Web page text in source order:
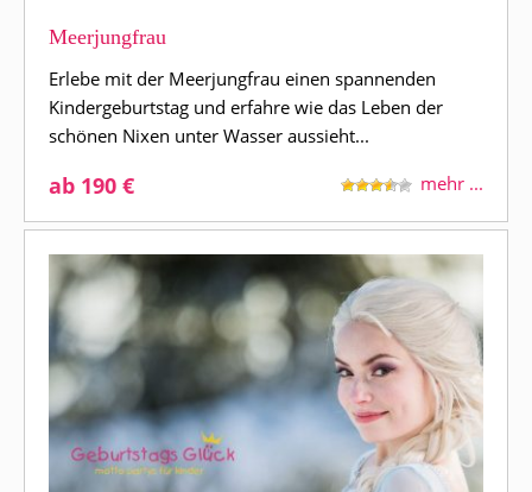
Meerjungfrau
Erlebe mit der Meerjungfrau einen spannenden
Kindergeburtstag und erfahre wie das Leben der
schönen Nixen unter Wasser aussieht...
ab 190 € mehr ...